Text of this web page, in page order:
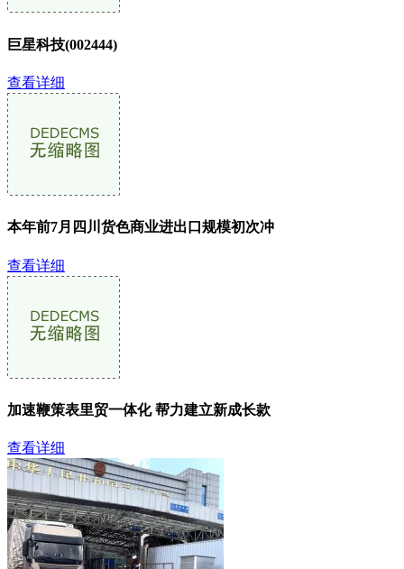
巨星科技(002444)
查看详细
本年前7月四川货色商业进出口规模初次冲
查看详细
加速鞭策表里贸一体化 帮力建立新成长款
查看详细